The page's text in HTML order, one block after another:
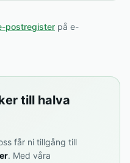
postregister på e-
till halva
får ni tillgång till
. Med våra